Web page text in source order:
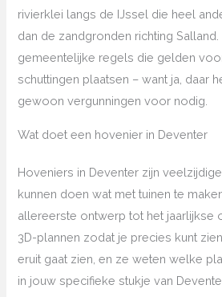
rivierklei langs de IJssel die heel
dan de zandgronden richting
gemeentelijke regels die gelden
schuttingen plaatsen – want ja, daar
gewoon vergunningen voor nodig.
Wat doet een hovenier in Deventer
Hoveniers in Deventer zijn
kunnen doen wat met tuinen te
allereerste ontwerp tot het jaarlijkse
3D-plannen zodat je precies kunt
eruit gaat zien, en ze weten welke
in jouw specifieke stukje van